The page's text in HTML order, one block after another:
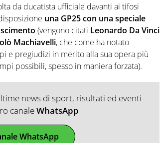
da ducatista ufficiale davanti ai tifosi
una GP25 con una speciale
(vengono citati Leonardo Da Vinci
Machiavelli, che come ha notato
e pregiudizi in merito alla sua opera più
possibili, spesso in maniera forzata).
news di sport, risultati ed eventi
canaleWhatsApp
WhatsApp